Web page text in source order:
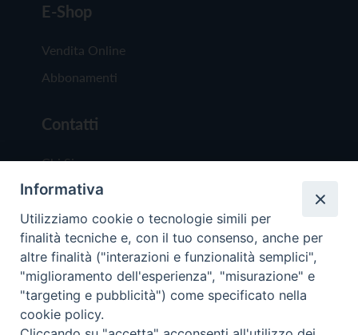
E-Shop
Vendita Online
Abbonamenti
Contatti
Chi Siamo
Redazione
Scrivici
Copyright © 2019 - Tutti i diritti riservati - Vita
Informativa
Utilizziamo cookie o tecnologie simili per
finalità tecniche e, con il tuo consenso, anche per
altre finalità ("interazioni e funzionalità semplici",
"miglioramento dell'esperienza", "misurazione" e
"targeting e pubblicità") come specificato nella
cookie policy.